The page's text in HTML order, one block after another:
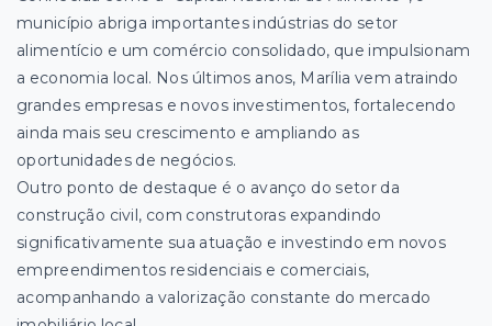
município abriga importantes indústrias do setor
alimentício e um comércio consolidado, que impulsionam
a economia local. Nos últimos anos, Marília vem atraindo
grandes empresas e novos investimentos, fortalecendo
ainda mais seu crescimento e ampliando as
oportunidades de negócios.
Outro ponto de destaque é o avanço do setor da
construção civil, com construtoras expandindo
significativamente sua atuação e investindo em novos
empreendimentos residenciais e comerciais,
acompanhando a valorização constante do mercado